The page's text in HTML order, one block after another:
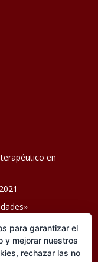
en
de junio
Cuídate +
para garantizar el
y mejorar nuestros
rechazar las no